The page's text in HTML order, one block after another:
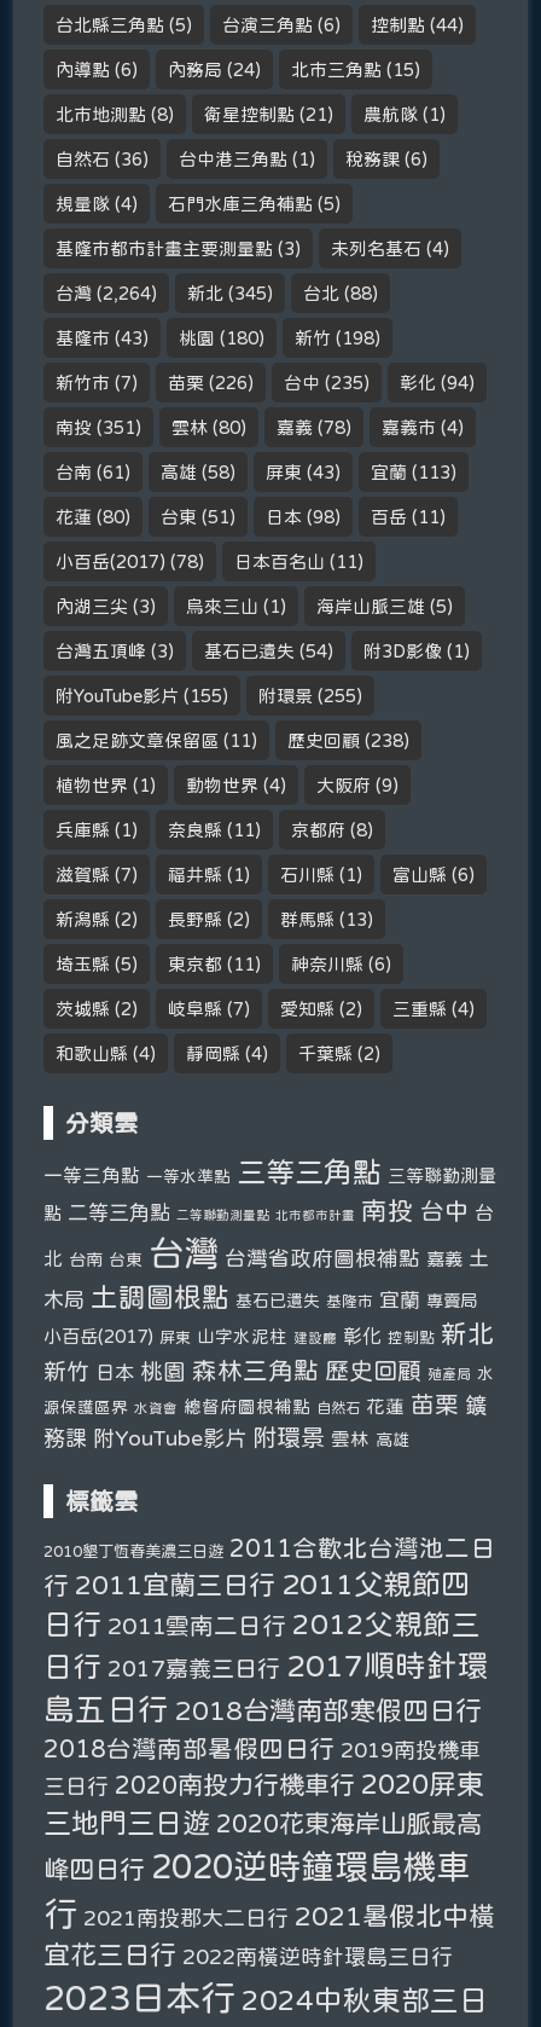
台北縣三角點 (5) 台演三角點 (6) 控制點 (44)
內導點 (6) 內務局 (24) 北市三角點 (15)
北市地測點 (8) 衛星控制點 (21) 農航隊 (1)
自然石 (36) 台中港三角點 (1) 稅務課 (6)
規量隊 (4) 石門水庫三角補點 (5)
基隆市都市計畫主要測量點 (3) 未列名基石 (4)
台灣 (2,264) 新北 (345) 台北 (88)
基隆市 (43) 桃園 (180) 新竹 (198)
新竹市 (7) 苗栗 (226) 台中 (235) 彰化 (94)
南投 (351) 雲林 (80) 嘉義 (78) 嘉義市 (4)
台南 (61) 高雄 (58) 屏東 (43) 宜蘭 (113)
花蓮 (80) 台東 (51) 日本 (98) 百岳 (11)
小百岳(2017) (78) 日本百名山 (11)
內湖三尖 (3) 烏來三山 (1) 海岸山脈三雄 (5)
台灣五頂峰 (3) 基石已遺失 (54) 附3D影像 (1)
附YouTube影片 (155) 附環景 (255)
風之足跡文章保留區 (11) 歷史回顧 (238)
植物世界 (1) 動物世界 (4) 大阪府 (9)
兵庫縣 (1) 奈良縣 (11) 京都府 (8)
滋賀縣 (7) 福井縣 (1) 石川縣 (1) 富山縣 (6)
新潟縣 (2) 長野縣 (2) 群馬縣 (13)
埼玉縣 (5) 東京都 (11) 神奈川縣 (6)
茨城縣 (2) 岐阜縣 (7) 愛知縣 (2) 三重縣 (4)
和歌山縣 (4) 靜岡縣 (4) 千葉縣 (2)
分類雲
一等三角點 一等水準點 三等三角點 三等聯勤測量
點 二等三角點 二等聯勤測量點 北市都市計畫 南投 台中 台
北 台南 台東 台灣 台灣省政府圖根補點 嘉義 土
木局 土調圖根點 基石已遺失 基隆市 宜蘭 專賣局
小百岳(2017) 屏東 山字水泥柱 建設廳 彰化 控制點 新北
新竹 日本 桃園 森林三角點 歷史回顧 殖產局
水
源保護區界 水資會 總督府圖根補點 自然石 花蓮 苗栗 鑛
務課 附YouTube影片 附環景 雲林 高雄
標籤雲
2010墾丁恆春美濃三日遊 2011合歡北台灣池二日
行 2011宜蘭三日行 2011父親節四
日行 2011雲南二日行 2012父親節三
日行 2017嘉義三日行 2017順時針環
島五日行 2018台灣南部寒假四日行
2018台灣南部暑假四日行 2019南投機車
三日行 2020南投力行機車行 2020屏東
三地門三日遊 2020花東海岸山脈最高
峰四日行 2020逆時鐘環島機車
行 2021南投郡大二日行 2021暑假北中橫
宜花三日行 2022南橫逆時針環島三日行
2023日本行 2024中秋東部三日